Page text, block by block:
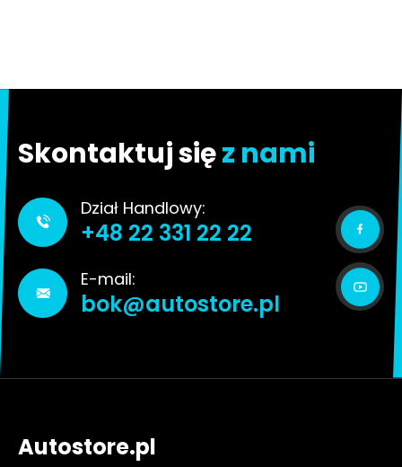
Skontaktuj sięz nami
Dział Handlowy:
+48 22 331 22 22
E-mail:
bok@autostore.pl
Autostore.pl